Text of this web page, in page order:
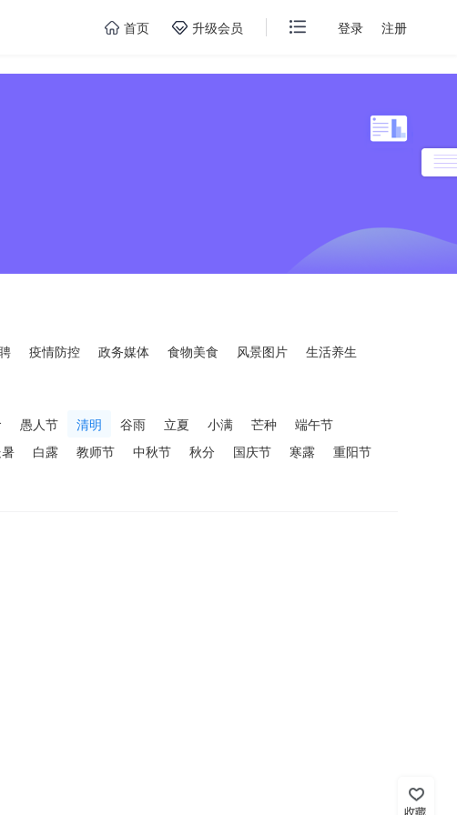
首页 升级会员 登录 注册
疫情防控 政务媒体 食物美食 风景图片
生活养生
愚人节 清明 谷雨 立夏 小满 芒种
端午节
白露 教师节 中秋节 秋分 国庆节 寒露
重阳节